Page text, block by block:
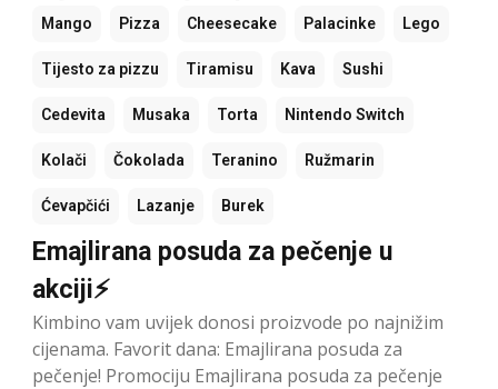
Mango Pizza Cheesecake Palacinke Lego
Tijesto za pizzu Tiramisu Kava Sushi
Cedevita Musaka Torta Nintendo Switch
Kolači Čokolada Teranino Ružmarin
Ćevapčići Lazanje Burek
Emajlirana posuda za pečenje u
akciji⚡
Kimbino vam uvijek donosi proizvode po najnižim
cijenama. Favorit dana: Emajlirana posuda za
pečenje! Promociju Emajlirana posuda za pečenje